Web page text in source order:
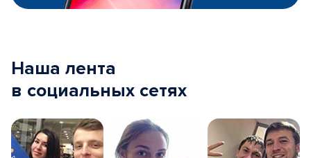
Наша лента
в социальных сетях